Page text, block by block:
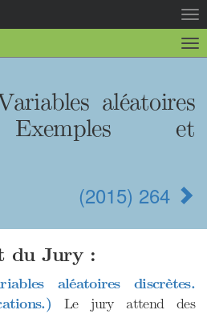
la
la
aléatoires
Exemples et
(2015) 264
du Jury :
aléatoires discrètes.
Le jury attend des